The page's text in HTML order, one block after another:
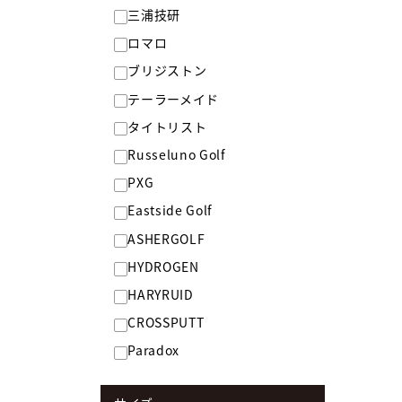
三浦技研
ロマロ
ブリジストン
テーラーメイド
タイトリスト
Russeluno Golf
PXG
Eastside Golf
ASHERGOLF
HYDROGEN
HARYRUID
CROSSPUTT
Paradox